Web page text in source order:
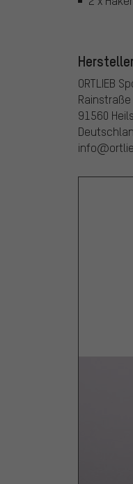
ORTLIEB
Rainstraße
91560